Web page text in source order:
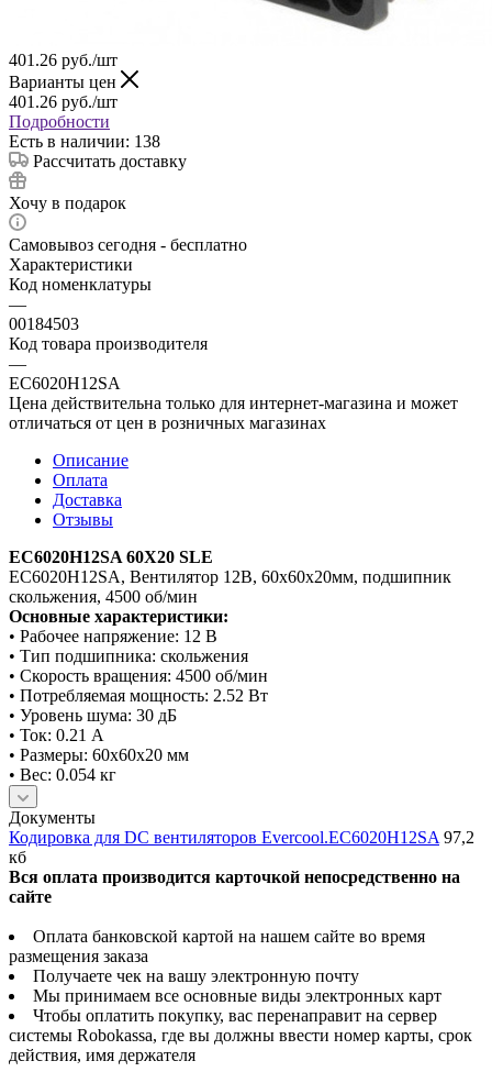
401.26 руб./шт
Варианты цен
401.26 руб./шт
Подробности
Есть в наличии: 138
Рассчитать доставку
Хочу в подарок
Самовывоз сегодня - бесплатно
Характеристики
Код номенклатуры
—
00184503
Код товара производителя
—
EC6020H12SA
Цена действительна только для интернет-магазина и может
отличаться от цен в розничных магазинах
Описание
Оплата
Доставка
Отзывы
EC6020H12SA 60X20 SLE
EC6020H12SA, Вентилятор 12В, 60х60х20мм, подшипник
скольжения, 4500 об/мин
Основные характеристики:
• Рабочее напряжение: 12 В
• Тип подшипника: скольжения
• Скорость вращения: 4500 об/мин
• Потребляемая мощность: 2.52 Вт
• Уровень шума: 30 дБ
• Ток: 0.21 А
• Размеры: 60х60х20 мм
• Вес: 0.054 кг
Документы
Кодировка для DC вентиляторов Evercool.EC6020H12SA 97,2
кб
Вся оплата производится карточкой непосредственно на
сайте
Оплата банковской картой на нашем сайте во время
размещения заказа
Получаете чек на вашу электронную почту
Мы принимаем все основные виды электронных карт
Чтобы оплатить покупку, вас перенаправит на сервер
системы Robokassa, где вы должны ввести номер карты, срок
действия, имя держателя